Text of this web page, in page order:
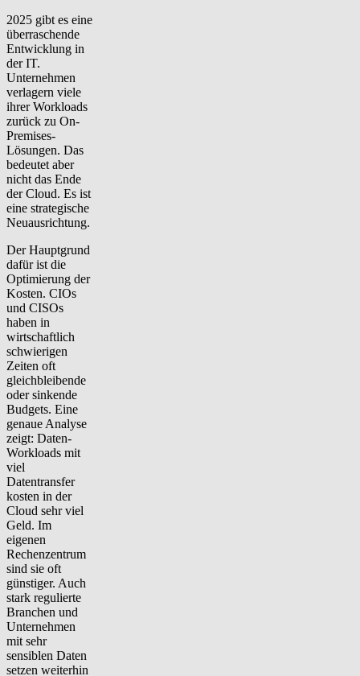
2025 gibt es eine
überraschende
Entwicklung in
der IT.
Unternehmen
verlagern viele
ihrer Workloads
zurück zu On-
Premises-
Lösungen. Das
bedeutet aber
nicht das Ende
der Cloud. Es ist
eine strategische
Neuausrichtung.
Der Hauptgrund
dafür ist die
Optimierung der
Kosten. CIOs
und CISOs
haben in
wirtschaftlich
schwierigen
Zeiten oft
gleichbleibende
oder sinkende
Budgets. Eine
genaue Analyse
zeigt: Daten-
Workloads mit
viel
Datentransfer
kosten in der
Cloud sehr viel
Geld. Im
eigenen
Rechenzentrum
sind sie oft
günstiger. Auch
stark regulierte
Branchen und
Unternehmen
mit sehr
sensiblen Daten
setzen weiterhin